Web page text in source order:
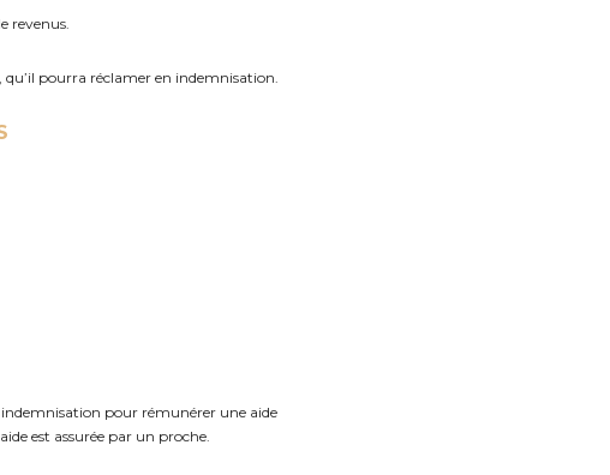
revenus.
qu’il pourra réclamer en indemnisation.
indemnisation pour rémunérer une aide
est assurée par un proche.